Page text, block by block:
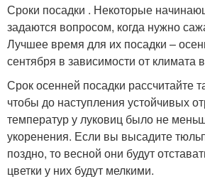
Сроки посадки . Некоторые
задаются вопросом, когда нужно
Лучшее время для их посадки –
сентября в зависимости от климата
Срок осенней посадки рассчитайте
чтобы до наступления устойчивых
температур у луковиц было не
укоренения. Если вы высадите
поздно, то весной они будут
цветки у них будут мелкими.